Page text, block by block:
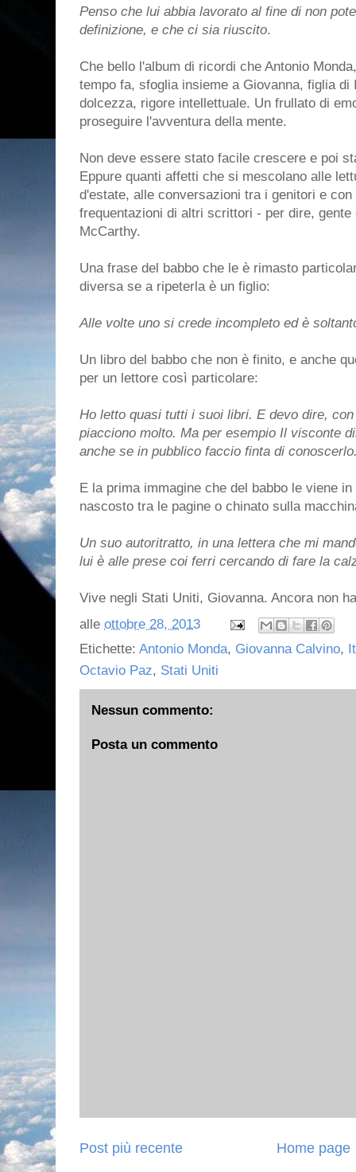
Penso che lui abbia lavorato al fine di non
definizione, e che ci sia riuscito.
Che bello l'album di ricordi che Antonio
tempo fa, sfoglia insieme a Giovanna, figlia di
dolcezza, rigore intellettuale. Un frullato di
proseguire l'avventura della mente.
Non deve essere stato facile crescere e poi
Eppure quanti affetti che si mescolano alle
d'estate, alle conversazioni tra i genitori e
frequentazioni di altri scrittori - per dire,
McCarthy.
Una frase del babbo che le è rimasto
diversa se a ripeterla è un figlio:
Alle volte uno si crede incompleto ed è
Un libro del babbo che non è finito, e anche
per un lettore così particolare:
Ho letto quasi tutti i suoi libri. E devo dire,
piacciono molto. Ma per esempio Il visconte
anche se in pubblico faccio finta di
E la prima immagine che del babbo le viene
nascosto tra le pagine o chinato sulla
Un suo autoritratto, in una lettera che mi
lui è alle prese coi ferri cercando di fare la
Vive negli Stati Uniti, Giovanna. Ancora non
alle ottobre 28, 2013
Etichette: Antonio Monda, Giovanna Calvino,
Octavio Paz, Stati Uniti
Nessun commento:
Posta un commento
Post più recente Home page